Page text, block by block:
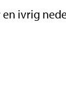
en ivrig